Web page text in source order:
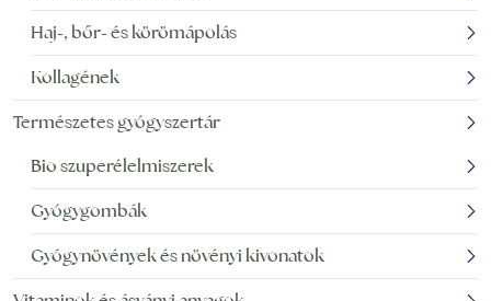
Haj-, bőr- és körömápolás
Kollagének
Természetes gyógyszertár
Bio szuperélelmiszerek
Gyógygombák
Gyógynövények és növényi kivonatok